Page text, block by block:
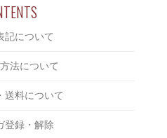
HAT
BAG
～￥6,000
～￥7,000
～￥8,000
￥10,000
～￥15,000
記について
法について
送料について
登録・解除